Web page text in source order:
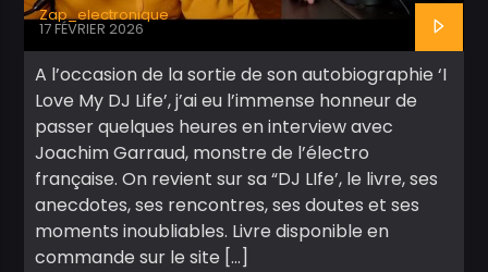
Zap_electronique
17 FÉVRIER 2026
A l’occasion de la sortie de son autobiographie ‘I
Love My DJ Life’, j’ai eu l’immense honneur de
passer quelques heures en interview avec
Joachim Garraud, monstre de l’électro
française. On revient sur sa “DJ LIfe’, le livre, ses
anecdotes, ses rencontres, ses doutes et ses
moments inoubliables. Livre disponible en
commande sur le site […]